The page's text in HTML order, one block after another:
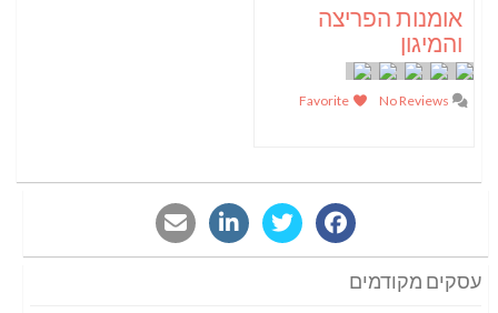
אומנות הפריצה
והמיגון
עסקים מקודמים